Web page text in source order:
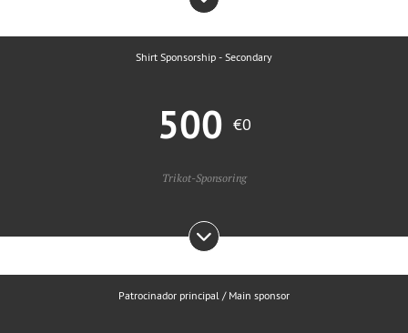
Shirt Sponsorship - Secondary
500 €0
Trikot-Sponsoring
Patrocinador principal / Main sponsor